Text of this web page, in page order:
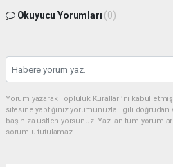
Okuyucu Yorumları (0)
Yorum yazarak Topluluk Kuralları’nı kabul
sitesine yaptığınız yorumunuzla ilgili
başınıza üstleniyorsunuz. Yazılan tüm
sorumlu tutulamaz.